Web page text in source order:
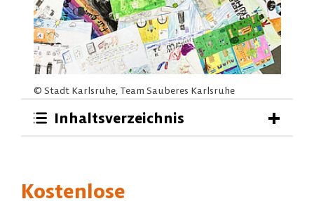
© Stadt Karlsruhe, Team Sauberes Karlsruhe
Inhaltsverzeichnis
Kostenlose